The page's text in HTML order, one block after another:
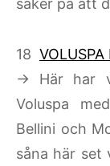
säker på att
18
→ Här har
Voluspa
Bellini och
såna här set